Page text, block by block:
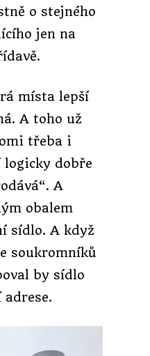
o stejného
jen na
místa lepší
A toho už
třeba i
dobře
A
obalem
sídlo. A když
soukromníků
by sídlo
adrese.